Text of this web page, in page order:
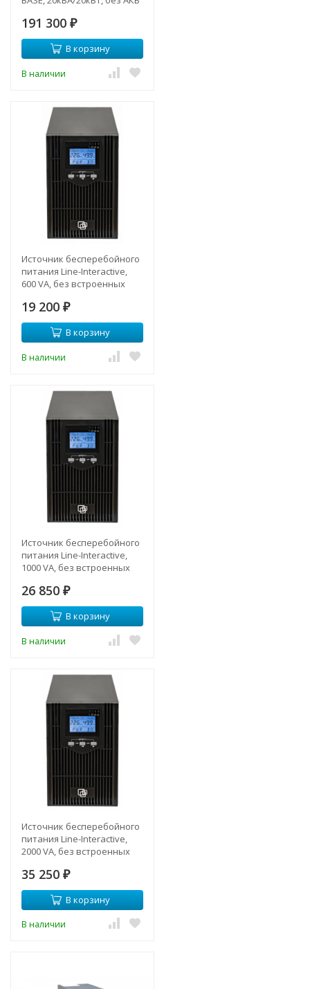
191 300 ₽
В корзину
В наличии
Источник бесперебойного
питания Line-Interactive,
600 VA, без встроенных
19 200 ₽
В корзину
В наличии
Источник бесперебойного
питания Line-Interactive,
1000 VA, без встроенных
26 850 ₽
В корзину
В наличии
Источник бесперебойного
питания Line-Interactive,
2000 VA, без встроенных
35 250 ₽
В корзину
В наличии